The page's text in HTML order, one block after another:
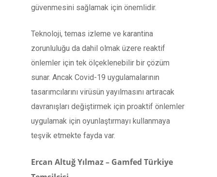
güvenmesini sağlamak için önemlidir.
Teknoloji, temas izleme ve karantina
zorunluluğu da dahil olmak üzere reaktif
önlemler için tek ölçeklenebilir bir çözüm
sunar. Ancak Covid-19 uygulamalarının
tasarımcılarını virüsün yayılmasını artıracak
davranışları değiştirmek için proaktif önlemler
uygulamak için oyunlaştırmayı kullanmaya
teşvik etmekte fayda var.
Ercan Altuğ Yılmaz – Gamfed Türkiye